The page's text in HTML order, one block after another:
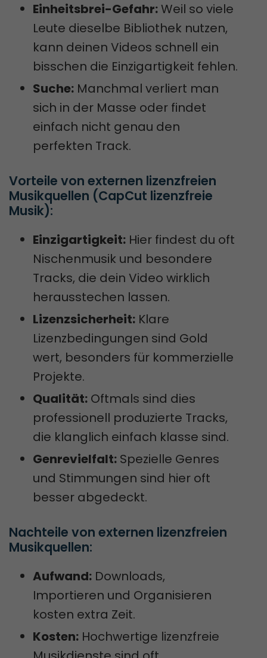
Einheitsbrei-Gefahr:Weil so viele
Leute dieselbe Bibliothek nutzen,
kann deinen Videos schnell ein
bisschen die Einzigartigkeit fehlen.
Suche: Manchmal verliert man
sich in der Masse oder findet
einfach nicht genau den
perfekten Track.
Vorteile von externen lizenzfreien
Musikquellen (CapCut lizenzfreie
Musik):
Einzigartigkeit: Hier findest du oft
Nischenmusik und besondere
Tracks, die dein Video wirklich
herausstechen lassen.
Lizenzsicherheit: Klare
Lizenzbedingungen sind Gold
wert, besonders für kommerzielle
Projekte.
Qualität: Oftmals sind dies
professionell produzierte Tracks,
die klanglich einfach klasse sind.
Genrevielfalt: Spezielle Genres
und Stimmungen sind hier oft
besser abgedeckt.
Nachteile von externen lizenzfreien
Musikquellen:
Aufwand: Downloads,
Importieren und Organisieren
kosten extra Zeit.
Kosten: Hochwertige lizenzfreie